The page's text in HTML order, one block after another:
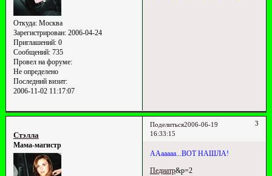
Откуда:Москва
Зарегистрирован: 2006-04-24
Приглашений:0
Сообщений:735
Провел на форуме:
Не определено
Последний визит:
2006-11-02 11:17:07
Поделиться 3
2006-06-19
16:33:15
Стэлла
Мама-магистр
ААааааа...ВОТ НАШЛА!
Педиатр&p=2